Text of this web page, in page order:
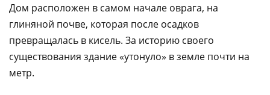
Дом расположен в самом начале оврага, на
глиняной почве, которая после осадков
превращалась в кисель. За историю своего
существования здание «утонуло» в земле почти на
метр.